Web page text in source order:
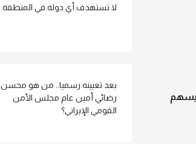
لا تستهدف أي دولة في المنطقة
بعد تعيينه رسميا.. من هو محسن
رضائي أمين عام مجلس الأمن
القومي الإيراني؟